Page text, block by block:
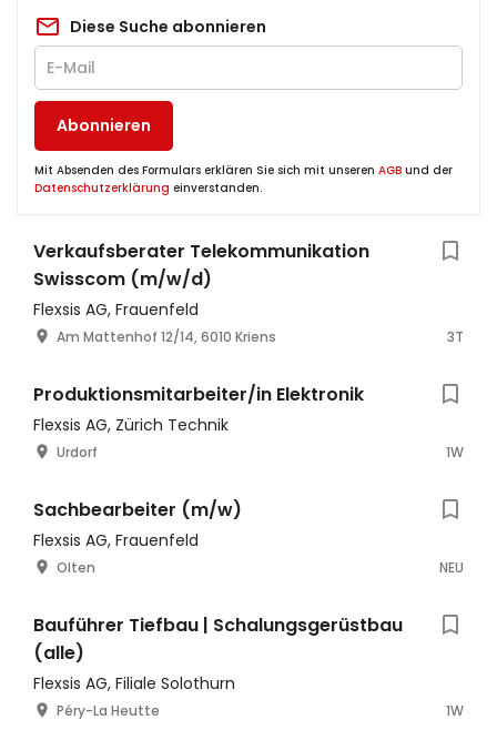
Diese Suche abonnieren
Abonnieren
Mit Absenden des Formulars erklären Sie sich mit unseren AGB und der
Datenschutzerklärung einverstanden.
Verkaufsberater Telekommunikation
Swisscom (m/w/d)
Flexsis AG, Frauenfeld
Am Mattenhof 12/14, 6010 Kriens 3T
Produktionsmitarbeiter/in Elektronik
Flexsis AG, Zürich Technik
Urdorf 1W
Sachbearbeiter (m/w)
Flexsis AG, Frauenfeld
Olten NEU
Bauführer Tiefbau | Schalungsgerüstbau
(alle)
Flexsis AG, Filiale Solothurn
Péry-La Heutte 1W